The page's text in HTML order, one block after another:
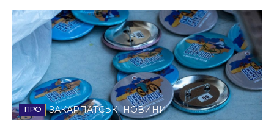
Події
Політика
Соціум
Спорт
ЗАКАРПАТСЬКІ НОВИНИ